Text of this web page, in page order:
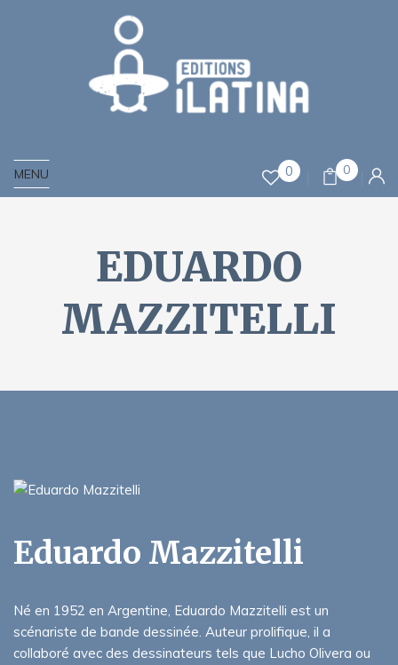
MENU 0 0
EDUARDO
MAZZITELLI
Eduardo Mazzitelli
Né en 1952 en Argentine, Eduardo Mazzitelli est un
scénariste de bande dessinée. Auteur prolifique, il a
collaboré avec des dessinateurs tels que Lucho Olivera ou